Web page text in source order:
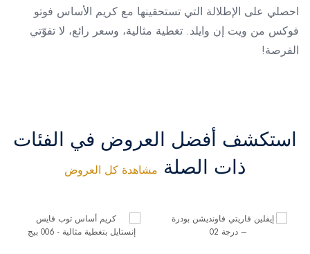
احصلي على الإطلالة التي تستحقينها مع كريم الأساس فوتو
فوكس من ويت إن وايلد. تغطية مثالية، وسعر رائع، لا تفوّتي
الفرصة!
استكشف أفضل العروض في الفئات
ذات الصلة مشاهدة كل العروض